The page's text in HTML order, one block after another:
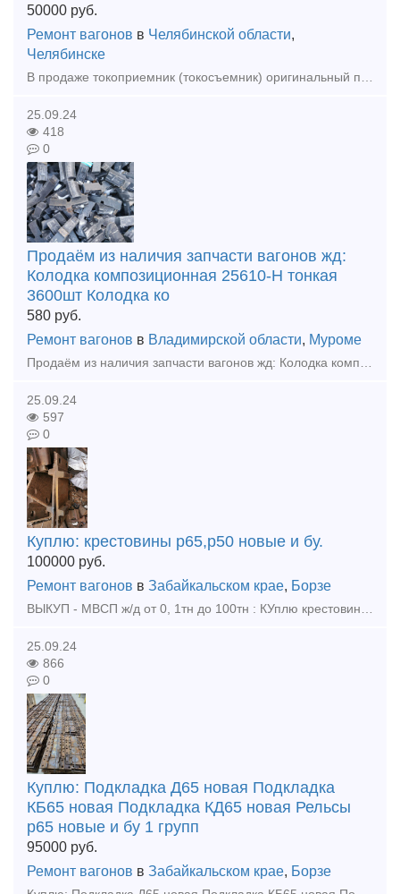
50000 руб.
Ремонт вагонов в Челябинской области,
Челябинске
В продаже токоприемник (токосъемник) оригинальный производства Takraf DDR (ГДР) на портальные и плавучие краны Сокол, Альбрехт, Альбатрос, Форель, Ганц, Кондор и прочие. Есть ревизия, есть с хранения
25.09.24
418
0
Продаём из наличия запчасти вагонов жд:
Колодка композиционная 25610-Н тонкая
3600шт Колодка ко
580 руб.
Ремонт вагонов в Владимирской области, Муроме
Продаём из наличия запчасти вагонов жд: Колодка композиционная 25610-Н тонкая 3600шт Колодка композиционная 25610-Н толстая 960шт Клин ханина СЧ 35 100шт Клин тягового хомута 70шт Подвеска ма
25.09.24
597
0
Куплю: крестовины р65,р50 новые и бу.
100000 руб.
Ремонт вагонов в Забайкальском крае, Борзе
ВЫКУП - МВСП ж/д от 0, 1тн до 100тн : КУплю крестовины р65 р50 , любой обьем! Куплю - подкладки КБ65, КД65, Д65, ДН6-65, СК65, СД65 новые, бу Куплю - накладки 1р65, 2р65 новые, бу Куплю
25.09.24
866
0
Куплю: Подкладка Д65 новая Подкладка
КБ65 новая Подкладка КД65 новая Рельсы
р65 новые и бу 1 групп
95000 руб.
Ремонт вагонов в Забайкальском крае, Борзе